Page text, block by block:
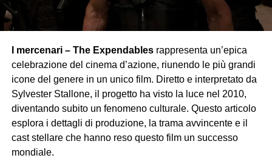
I mercenari – The Expendablesrappresenta un’epica
celebrazione del cinema d’azione, riunendo le più grandi
icone del genere in un unico film. Diretto e interpretato da
Sylvester Stallone, il progetto ha visto la luce nel 2010,
diventando subito un fenomeno culturale. Questo articolo
esplora i dettagli di produzione, la trama avvincente e il
cast stellare che hanno reso questo film un successo
mondiale.